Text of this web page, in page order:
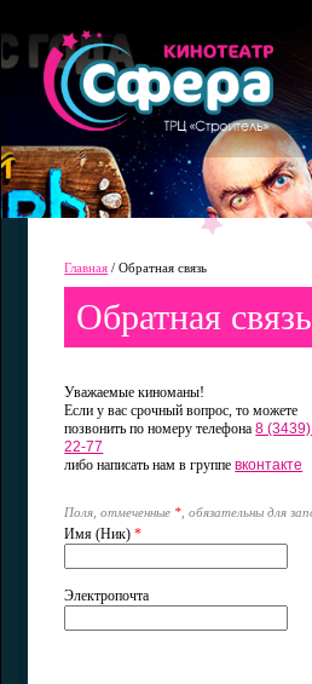
Главная /Обратная связь
Обратная связь
Уважаемые киноманы!
Если у вас срочный вопрос, то можете
позвонить по номеру телефона8
22-77
либо написать нам в группевконтакте
Поля, отмеченные * , обязательны для
Имя (Ник)*
Электропочта